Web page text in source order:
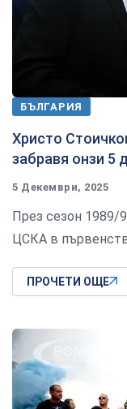
БЪЛГАРИЯ
Христо
забравя онзи 5
5 Декември, 2025
През сезон 1989/
ЦСКА в
ПРОЧЕТИ ОЩЕ